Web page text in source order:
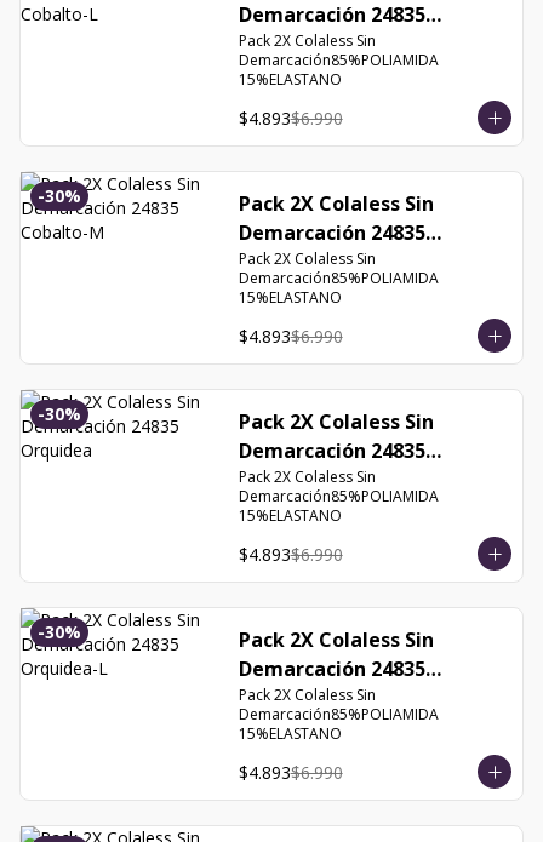
Demarcación 24835
Cobalto-L
Pack 2X Colaless Sin
Demarcación85%POLIAMIDA
15%ELASTANO
$4.893$6.990
-30%
Pack 2X Colaless Sin
Demarcación 24835
Cobalto-M
Pack 2X Colaless Sin
Demarcación85%POLIAMIDA
15%ELASTANO
$4.893$6.990
-30%
Pack 2X Colaless Sin
Demarcación 24835
Orquidea
Pack 2X Colaless Sin
Demarcación85%POLIAMIDA
15%ELASTANO
$4.893$6.990
-30%
Pack 2X Colaless Sin
Demarcación 24835
Orquidea-L
Pack 2X Colaless Sin
Demarcación85%POLIAMIDA
15%ELASTANO
$4.893$6.990